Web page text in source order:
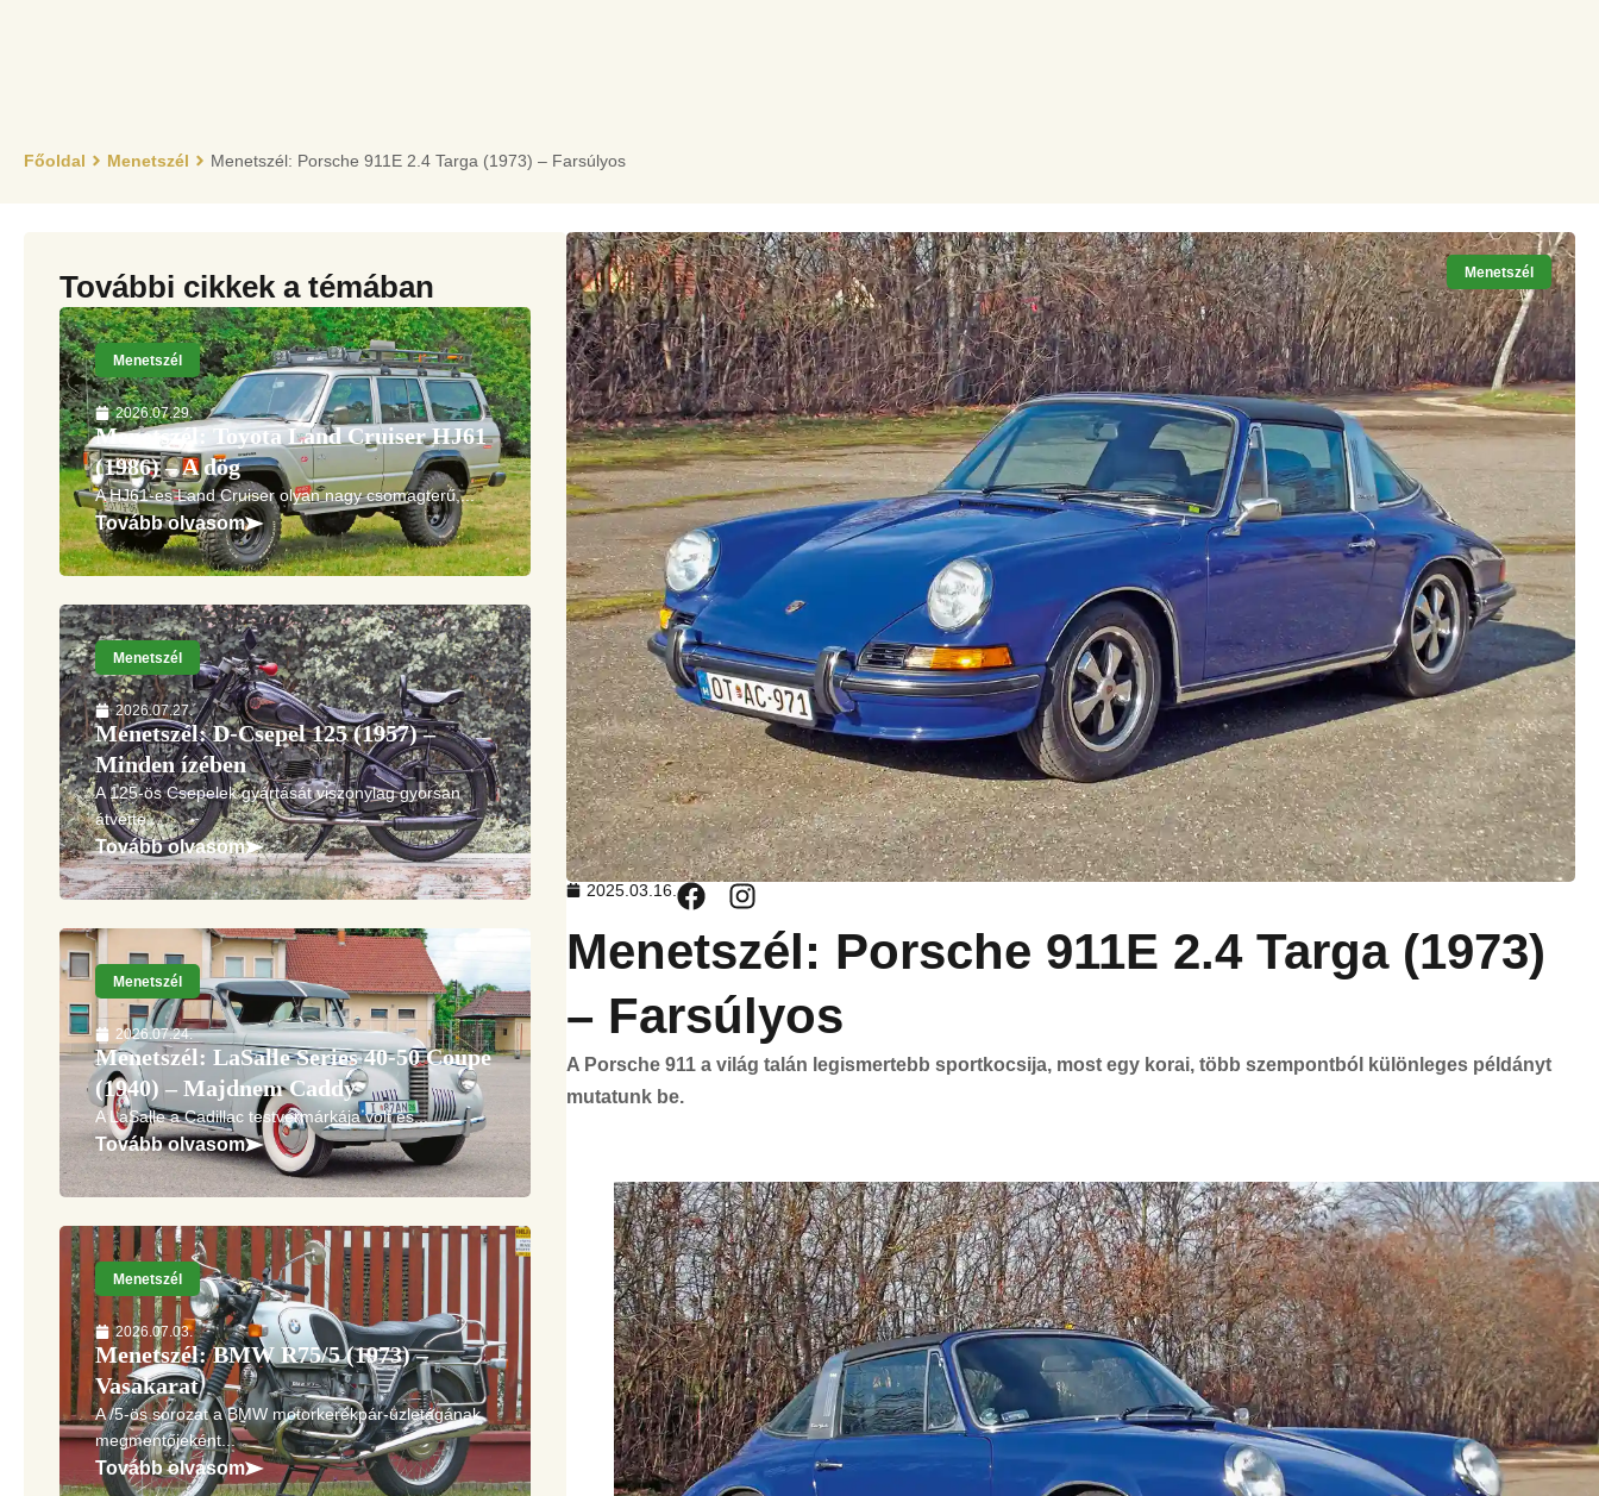
Főoldal Menetszél Menetszél: Porsche 911E 2.4 Targa (1973) – Farsúlyos
További cikkek a témában
Menetszél
2026.07.29.
Menetszél: Toyota Land Cruiser HJ61
(1986) – A dög
A HJ61-es Land Cruiser olyan nagy csomagterű,...
Tovább olvasom
Menetszél
2026.07.27.
Menetszél: D-Csepel 125 (1957) –
Minden ízében
A 125-ös Csepelek gyártását viszonylag gyorsan
átvette...
Tovább olvasom
Menetszél
2026.07.24.
Menetszél: LaSalle Series 40-50 Coupe
(1940) – Majdnem Caddy
A LaSalle a Cadillac testvérmárkája volt és...
Tovább olvasom
Menetszél
2026.07.03.
Menetszél: BMW R75/5 (1973) –
Vasakarat
A /5-ös sorozat a BMW motorkerékpár-üzletágának
megmentőjeként...
Tovább olvasom
Menetszél
2025.03.16.
Menetszél: Porsche 911E 2.4 Targa (1973)
– Farsúlyos
A Porsche 911 a világ talán legismertebb sportkocsija, most egy korai, több szempontból különleges példányt
mutatunk be.